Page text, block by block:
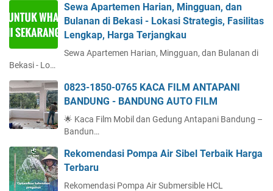
Sewa Apartemen Harian, Mingguan, dan
Bulanan di Bekasi - Lokasi Strategis, Fasilitas
Lengkap, Harga Terjangkau
Sewa Apartemen Harian, Mingguan, dan Bulanan di
Bekasi - Lo…
0823-1850-0765 KACA FILM ANTAPANI
BANDUNG - BANDUNG AUTO FILM
🌟 Kaca Film Mobil dan Gedung Antapani Bandung –
Bandun…
Rekomendasi Pompa Air Sibel Terbaik Harga
Terbaru
Rekomendasi Pompa Air Submersible HCL